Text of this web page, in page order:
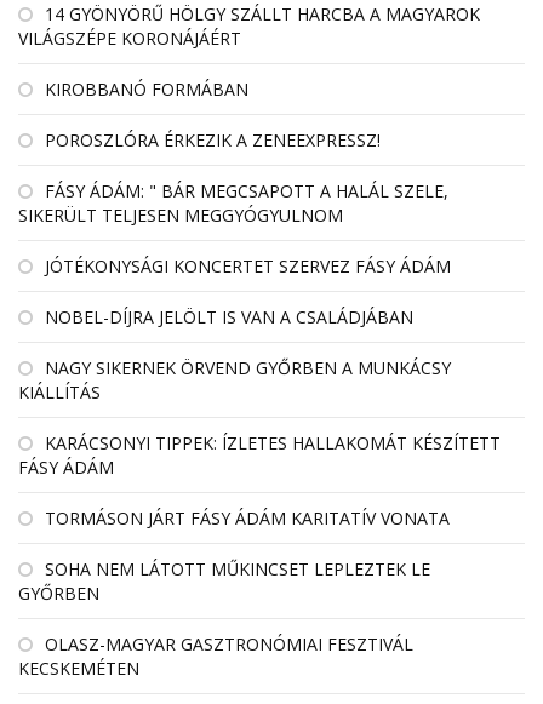
14 GYÖNYÖRŰ HÖLGY SZÁLLT HARCBA A MAGYAROK
VILÁGSZÉPE KORONÁJÁÉRT
KIROBBANÓ FORMÁBAN
POROSZLÓRA ÉRKEZIK A ZENEEXPRESSZ!
FÁSY ÁDÁM: " BÁR MEGCSAPOTT A HALÁL SZELE,
SIKERÜLT TELJESEN MEGGYÓGYULNOM
JÓTÉKONYSÁGI KONCERTET SZERVEZ FÁSY ÁDÁM
NOBEL-DÍJRA JELÖLT IS VAN A CSALÁDJÁBAN
NAGY SIKERNEK ÖRVEND GYŐRBEN A MUNKÁCSY
KIÁLLÍTÁS
KARÁCSONYI TIPPEK: ÍZLETES HALLAKOMÁT KÉSZÍTETT
FÁSY ÁDÁM
TORMÁSON JÁRT FÁSY ÁDÁM KARITATÍV VONATA
SOHA NEM LÁTOTT MŰKINCSET LEPLEZTEK LE
GYŐRBEN
OLASZ-MAGYAR GASZTRONÓMIAI FESZTIVÁL
KECSKEMÉTEN